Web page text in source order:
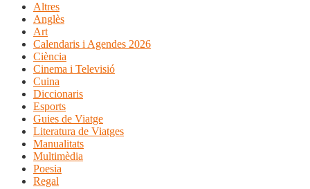
Altres
Anglès
Art
Calendaris i Agendes 2026
Ciència
Cinema i Televisió
Cuina
Diccionaris
Esports
Guies de Viatge
Literatura de Viatges
Manualitats
Multimèdia
Poesia
Regal